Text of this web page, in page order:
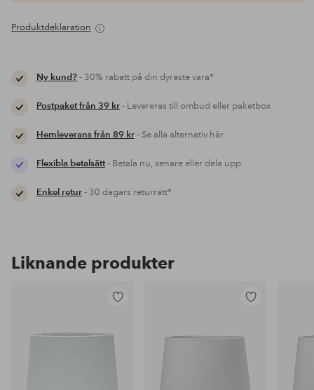
Produktdeklaration
Ny kund?- 30% rabatt på din dyraste vara*
Postpaket från 39 kr- Levereras till ombud eller paketbox
Hemleverans från 89 kr- Se alla alternativ här
Flexibla betalsätt- Betala nu, senare eller dela upp
Enkel retur- 30 dagars returrätt*
Liknande produkter
favoriter